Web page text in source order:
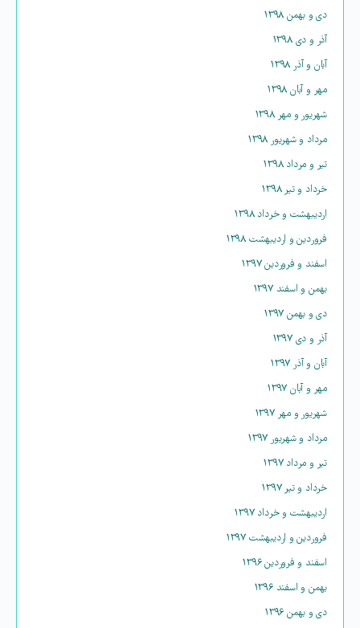
دی و بهمن ۱۳۹۸
آذر و دی ۱۳۹۸
آبان و آذر ۱۳۹۸
مهر و آبان ۱۳۹۸
شهریور و مهر ۱۳۹۸
مرداد و شهریور ۱۳۹۸
تیر و مرداد ۱۳۹۸
خرداد و تیر ۱۳۹۸
اردیبهشت و خرداد ۱۳۹۸
فروردین و اردیبهشت ۱۳۹۸
اسفند و فروردین ۱۳۹۷
بهمن و اسفند ۱۳۹۷
دی و بهمن ۱۳۹۷
آذر و دی ۱۳۹۷
آبان و آذر ۱۳۹۷
مهر و آبان ۱۳۹۷
شهریور و مهر ۱۳۹۷
مرداد و شهریور ۱۳۹۷
تیر و مرداد ۱۳۹۷
خرداد و تیر ۱۳۹۷
اردیبهشت و خرداد ۱۳۹۷
فروردین و اردیبهشت ۱۳۹۷
اسفند و فروردین ۱۳۹۶
بهمن و اسفند ۱۳۹۶
دی و بهمن ۱۳۹۶